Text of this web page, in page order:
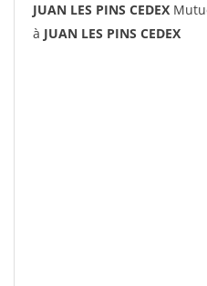
JUAN LES PINS CEDEX
à JUAN LES PINS CEDEX